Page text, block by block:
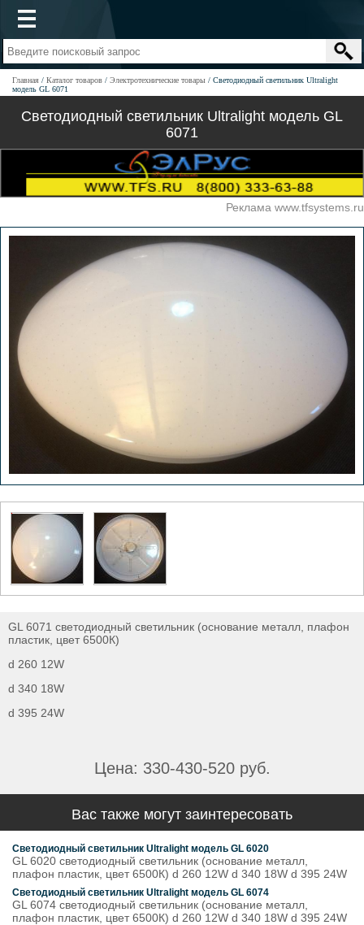
Главная Каталог товаров Электротехнические товары
Светодиодный светильник Ultralight
модель GL 6071
Светодиодный светильник Ultralight модель GL
6071
Реклама www.tfsystems.ru
GL 6071 светодиодный светильник (основание металл, плафон
пластик, цвет 6500К)
d 260 12W
d 340 18W
d 395 24W
Цена: 330-430-520 руб.
Вас также могут заинтересовать
Светодиодный светильник Ultralight модель GL 6020
GL 6020 светодиодный светильник (основание металл,
плафон пластик, цвет 6500К) d 260 12W d 340 18W d 395 24W
Светодиодный светильник Ultralight модель GL 6074
GL 6074 светодиодный светильник (основание металл,
плафон пластик, цвет 6500К) d 260 12W d 340 18W d 395 24W